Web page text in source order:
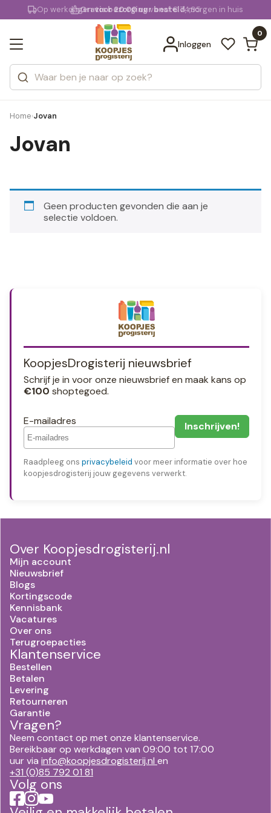
KD.
extra
Op werkdagenvoor 20:00 uur besteld, morgen in huis
Gratis bezorgingvanaf € 74,95
Inloggen
0
Zoeken
Categorieën
Merken
Bekijk alle resultaten
Home›Jovan
Jovan
Geen producten gevonden die aan je
selectie voldoen.
KoopjesDrogisterij nieuwsbrief
Schrijf je in voor onze nieuwsbrief en maak kans op
€100 shoptegoed.
E-mailadres
Raadpleeg ons privacybeleid voor meer informatie over hoe
koopjesdrogisterij jouw gegevens verwerkt.
Over Koopjesdrogisterij.nl
Mijn account
Nieuwsbrief
Blogs
Kortingscode
Kennisbank
Vacatures
Over ons
Terugroepacties
Klantenservice
Bestellen
Betalen
Levering
Retourneren
Garantie
Vragen?
Neem contact op met onze klantenservice.
Bereikbaar op werkdagen van 09:00 tot 17:00
uur via info@koopjesdrogisterij.nl en
+31 (0)85 792 01 81
Volg ons